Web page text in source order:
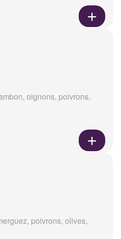
oignons, poivrons,
poivrons, olives,